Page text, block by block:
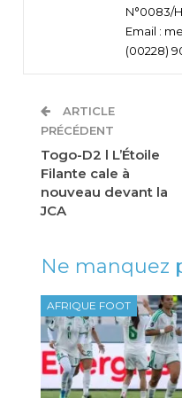
N°0083/
Email :
(00228)
ARTICLE
PRÉCÉDENT
Togo-D2 l L’Étoile
Filante cale à
nouveau devant la
JCA
Ne manquez
AFRIQUE FOOT